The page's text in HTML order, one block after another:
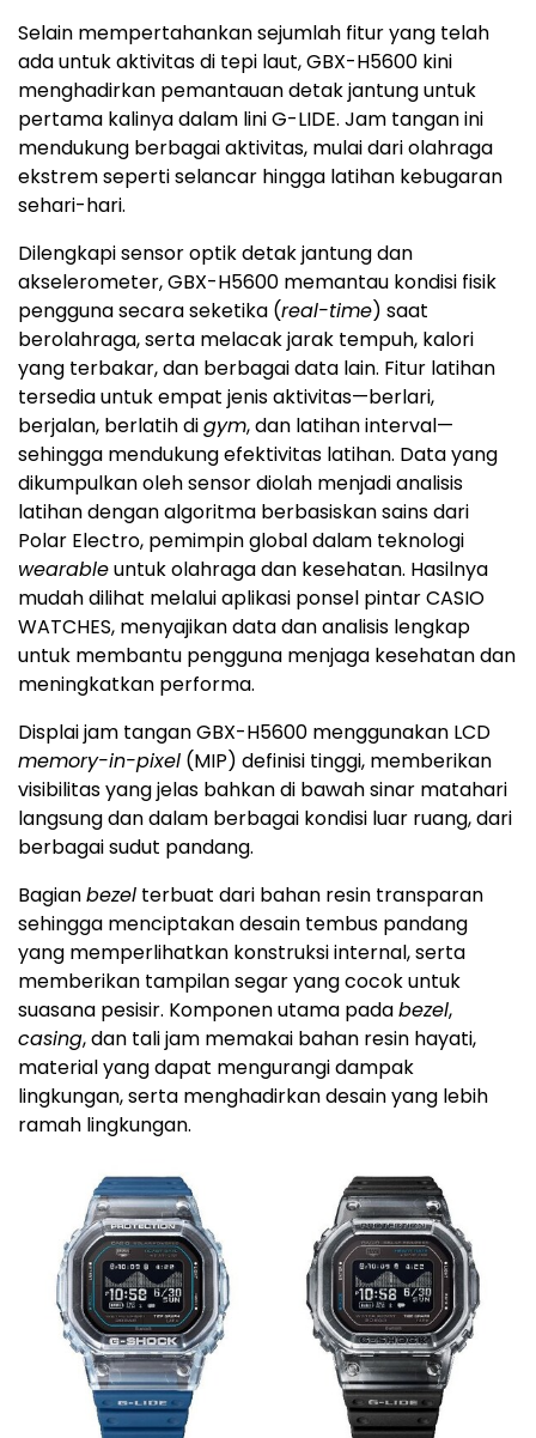
Selain mempertahankan sejumlah fitur yang telah
ada untuk aktivitas di tepi laut, GBX-H5600 kini
menghadirkan pemantauan detak jantung untuk
pertama kalinya dalam lini G-LIDE. Jam tangan ini
mendukung berbagai aktivitas, mulai dari olahraga
ekstrem seperti selancar hingga latihan kebugaran
sehari-hari.
Dilengkapi sensor optik detak jantung dan
akselerometer, GBX-H5600 memantau kondisi fisik
pengguna secara seketika (real-time) saat
berolahraga, serta melacak jarak tempuh, kalori
yang terbakar, dan berbagai data lain. Fitur latihan
tersedia untuk empat jenis aktivitas—berlari,
berjalan, berlatih digym, dan latihan interval—
sehingga mendukung efektivitas latihan. Data yang
dikumpulkan oleh sensor diolah menjadi analisis
latihan dengan algoritma berbasiskan sains dari
Polar Electro, pemimpin global dalam teknologi
wearableuntuk olahraga dan kesehatan. Hasilnya
mudah dilihat melalui aplikasi ponsel pintar CASIO
WATCHES, menyajikan data dan analisis lengkap
untuk membantu pengguna menjaga kesehatan dan
meningkatkan performa.
Displai jam tangan GBX-H5600 menggunakan LCD
memory-in-pixel (MIP) definisi tinggi, memberikan
visibilitas yang jelas bahkan di bawah sinar matahari
langsung dan dalam berbagai kondisi luar ruang, dari
berbagai sudut pandang.
Bagianbezel terbuat dari bahan resin transparan
sehingga menciptakan desain tembus pandang
yang memperlihatkan konstruksi internal, serta
memberikan tampilan segar yang cocok untuk
suasana pesisir. Komponen utama padabezel,
casing, dan tali jam memakai bahan resin hayati,
material yang dapat mengurangi dampak
lingkungan, serta menghadirkan desain yang lebih
ramah lingkungan.